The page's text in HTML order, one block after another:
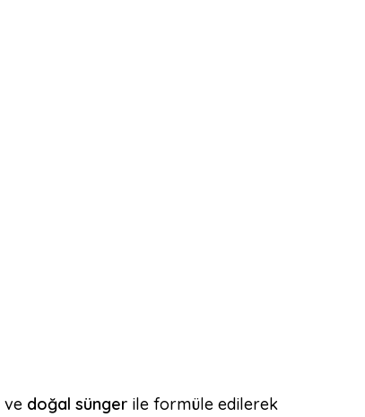
ve doğal sünger ile formüle edilerek